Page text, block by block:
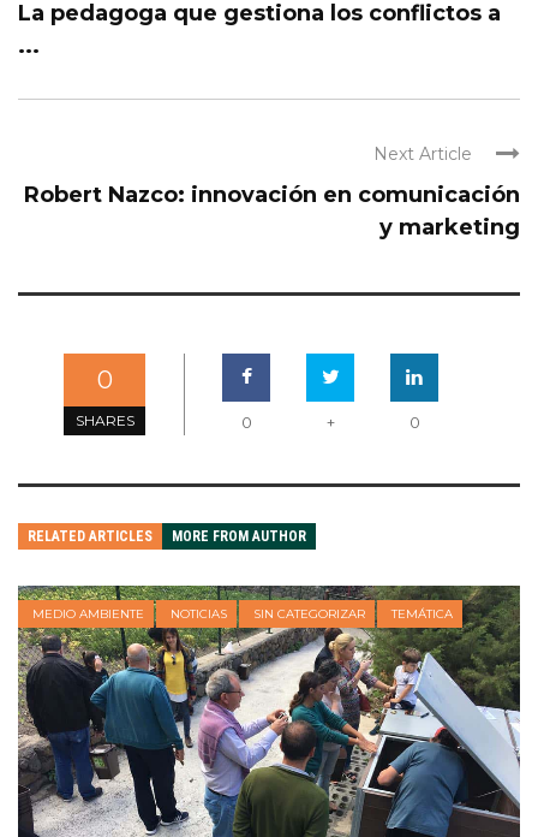
La pedagoga que gestiona los conflictos a
...
Next Article
Robert Nazco: innovación en comunicación
y marketing
0
SHARES 0 + 0
RELATED ARTICLES MORE FROM AUTHOR
MEDIO AMBIENTE NOTICIAS SIN CATEGORIZAR TEMÁTICA